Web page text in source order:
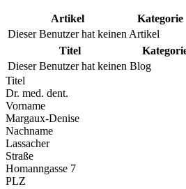
Artikel Kategorie
Dieser Benutzer hat keinen Artikel
Titel
Dieser Benutzer hat keinen Blog
Titel
Dr. med. dent.
Vorname
Margaux-Denise
Nachname
Lassacher
Straße
Homanngasse 7
PLZ